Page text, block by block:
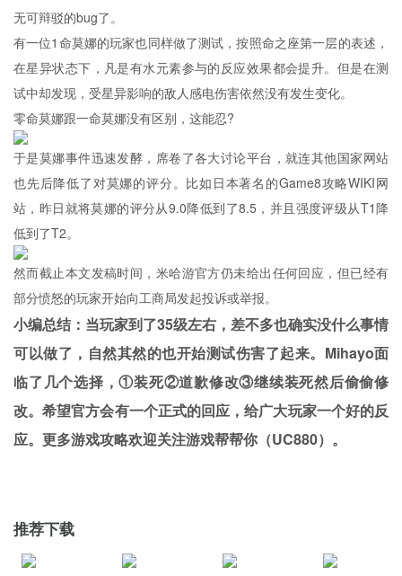
无可辩驳的bug了。
有一位1命莫娜的玩家也同样做了测试，按照命之座第一层的表述，
在星异状态下，凡是有水元素参与的反应效果都会提升。但是在测
试中却发现，受星异影响的敌人感电伤害依然没有发生变化。
零命莫娜跟一命莫娜没有区别，这能忍?
于是莫娜事件迅速发酵，席卷了各大讨论平台，就连其他国家网站
也先后降低了对莫娜的评分。比如日本著名的Game8攻略WIKI网
站，昨日就将莫娜的评分从9.0降低到了8.5，并且强度评级从T1降
低到了T2。
然而截止本文发稿时间，米哈游官方仍未给出任何回应，但已经有
部分愤怒的玩家开始向工商局发起投诉或举报。
小编总结：当玩家到了35级左右，差不多也确实没什么事情
可以做了，自然其然的也开始测试伤害了起来。Mihayo面
临了几个选择，①装死②道歉修改③继续装死然后偷偷修
改。希望官方会有一个正式的回应，给广大玩家一个好的反
应。更多游戏攻略欢迎关注游戏帮帮你（UC880）。
推荐下载